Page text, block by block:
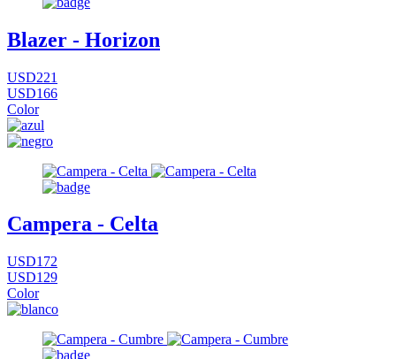
Blazer - Horizon
USD221
USD166
Color
Campera - Celta
USD172
USD129
Color